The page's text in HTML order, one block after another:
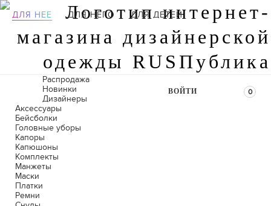
ДЛЯ НЕЕ ДЛЯ НЕГО ДЛЯ ДЕТЕЙ
0
ВОЙТИ
Распродажа
Новинки
Дизайнеры
Аксессуары
Бейсболки
Головные уборы
Капоры
Капюшоны
Комплекты
Манжеты
Маски
Платки
Ремни